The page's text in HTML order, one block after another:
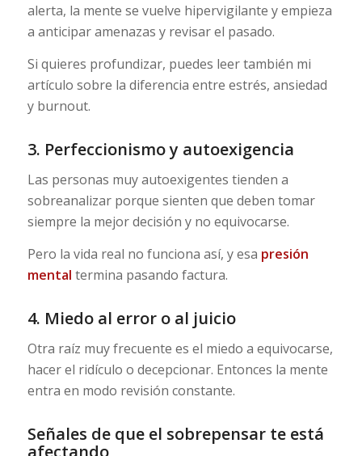
alerta, la mente se vuelve hipervigilante y empieza
a anticipar amenazas y revisar el pasado.
Si quieres profundizar, puedes leer también mi
artículo sobre la diferencia entre estrés, ansiedad
y burnout.
3. Perfeccionismo y autoexigencia
Las personas muy autoexigentes tienden a
sobreanalizar porque sienten que deben tomar
siempre la mejor decisión y no equivocarse.
Pero la vida real no funciona así, y esa presión
mental termina pasando factura.
4. Miedo al error o al juicio
Otra raíz muy frecuente es el miedo a equivocarse,
hacer el ridículo o decepcionar. Entonces la mente
entra en modo revisión constante.
Señales de que el sobrepensar te está